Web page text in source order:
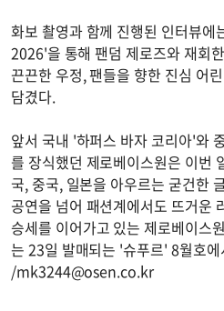
화보 촬영과 함께 진행된 인터뷰
2026'을 통해 팬덤 제로즈와 재회
끈끈한 우정, 팬들을 향한 진심 어
담겼다.
앞서 국내 '하퍼스 바자 코리아'와
를 장식했던 제로베이스원은 이번
국, 중국, 일본을 아우르는 굳건한
공연을 넘어 패션계에서도 뜨거운
승세를 이어가고 있는 제로베이스
는 23일 발매되는 '슈푸르' 8월호
/mk3244@osen.co.kr